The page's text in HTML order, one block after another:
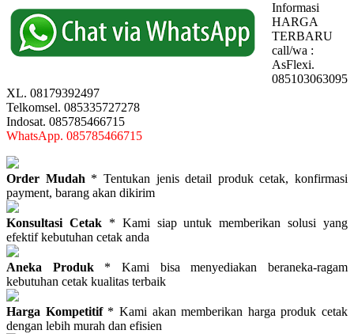
Informasi
HARGA
TERBARU
call/wa :
AsFlexi.
085103063095
XL. 08179392497
Telkomsel. 085335727278
Indosat. 085785466715
WhatsApp. 085785466715
Order Mudah * Tentukan jenis detail produk cetak, konfirmasi
payment, barang akan dikirim
Konsultasi Cetak* Kami siap untuk memberikan solusi yang
efektif kebutuhan cetak anda
Aneka Produk * Kami bisa menyediakan beraneka-ragam
kebutuhan cetak kualitas terbaik
Harga Kompetitif* Kami akan memberikan harga produk cetak
dengan lebih murah dan efisien